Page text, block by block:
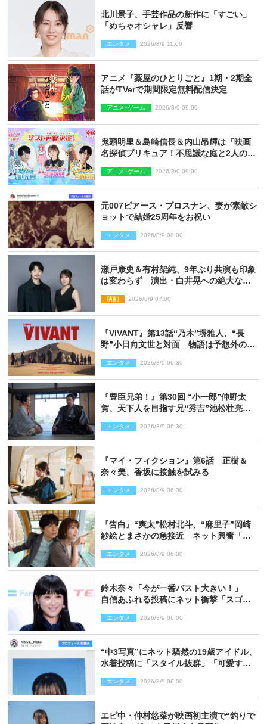
北川景子、手芸作品の新作に「すごい」
「めちゃオシャレ」反響
エンタメ 2026/8/9 11:00
アニメ『薬屋のひとりごと』1期・2期全
話がTVerで期間限定無料配信決定
アニメ･ゲーム 2026/8/9 09:00
鬼頭明里＆島崎信長＆内山昂輝は『映画
名探偵プリキュア！不思議な庭と2人の秘
アニメ･ゲーム 2026/8/9 09:00
元007ピアース・ブロスナン、妻が素敵シ
ョットで結婚25周年をお祝い
エンタメ 2026/8/9 08:00
瀬戸康史＆有村架純、9年ぶり共演も印象
は変わらず 演出・白井晃への絶大なる
演劇 2026/8/9 07:00
『VIVANT』第13話“乃木”堺雅人、“長
野”小日向文世と対面 物語は予想外の展
エンタメ 2026/8/9 06:30
『豊臣兄弟！』第30回 “小一郎”仲野太
賀、天下人を目指す兄“秀吉”池松壮亮
エンタメ 2026/8/9 06:30
『マイ・フィクション』第6話 正樹＆
奈々美、香坂に接触を試みる
エンタメ 2026/8/9 06:30
『告白』“爽太”松村北斗、“麻里子”岡崎
紗絵とまさかの急接近 ネット興奮「そ
り）
エンタメ 2026/8/9 06:00
鈴木奈々「今が一番バスト大きい！」
自信あふれる投稿にネット衝撃「スゴ
エンタメ 2026/8/9 06:00
“中3写真”にネット騒然の19歳アイドル、
水着投稿に「スタイル抜群」「可愛すぎ
エンタメ 2026/8/9 06:00
エビ中・仲村悠菜が映画初主演で“釣りで